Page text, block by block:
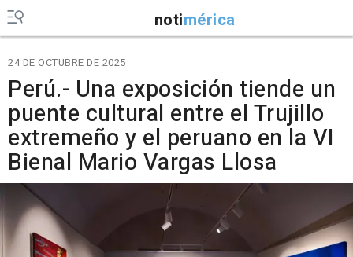
notimérica
24 DE OCTUBRE DE 2025
Perú.- Una exposición tiende un
puente cultural entre el Trujillo
extremeño y el peruano en la VI
Bienal Mario Vargas Llosa